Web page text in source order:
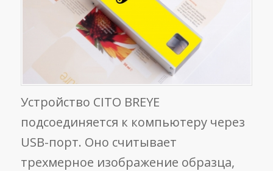
Устройство CITO BREYE
подсоединяется к компьютеру через
USB-порт. Оно считывает
трехмерное изображение образца,